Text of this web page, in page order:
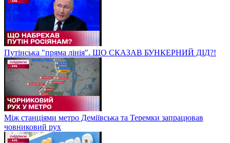
Путінська "пряма лінія". ЩО СКАЗАВ БУНКЕРНИЙ ДІД?!
Між станціями метро Деміївська та Теремки запрацював
човниковий рух